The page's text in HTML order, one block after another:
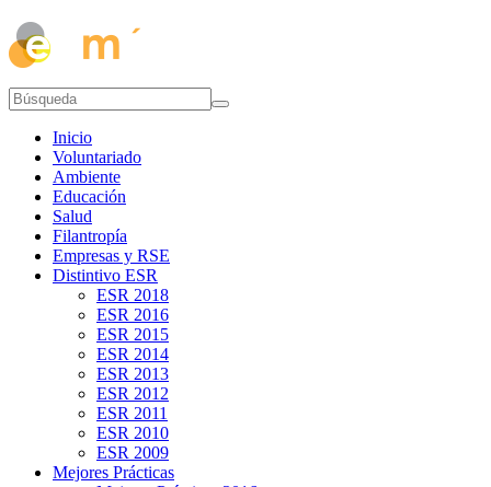
Inicio
Voluntariado
Ambiente
Educación
Salud
Filantropía
Empresas y RSE
Distintivo ESR
ESR 2018
ESR 2016
ESR 2015
ESR 2014
ESR 2013
ESR 2012
ESR 2011
ESR 2010
ESR 2009
Mejores Prácticas